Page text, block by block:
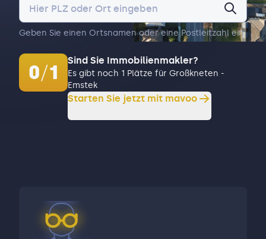
Geben Sie einen Ortsnamen oder eine Postleitzahl ein.
0/1
Sind Sie Immobilienmakler?
Es gibt noch 1 Plätze für Großkneten -
Emstek
Starten Sie jetzt mit mavoo